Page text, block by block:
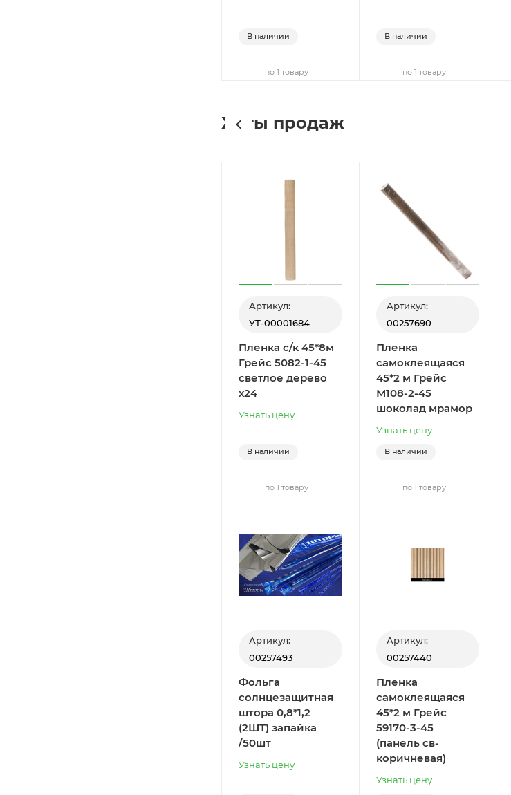
В наличии
по 1 товару
В наличии
по 1 товару
Хиты продаж
Артикул:
УТ-00001684
Пленка с/к 45*8м
Грейс 5082-1-45
светлое дерево
х24
Узнать цену
В наличии
по 1 товару
Артикул:
00257690
Пленка
самоклеящаяся
45*2 м Грейс
М108-2-45
шоколад мрамор
Узнать цену
В наличии
по 1 товару
Артикул:
00257493
Фольга
солнцезащитная
штора 0,8*1,2
(2ШТ) запайка
/50шт
Узнать цену
Артикул:
00257440
Пленка
самоклеящаяся
45*2 м Грейс
59170-3-45
(панель св-
коричневая)
Узнать цену